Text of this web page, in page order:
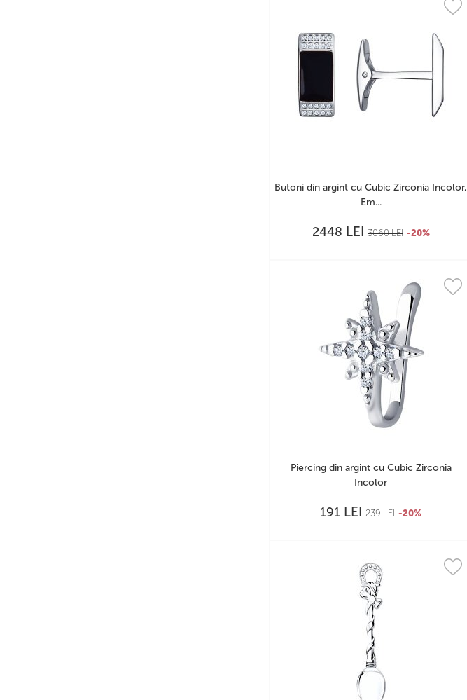
Butoni din argint cu Cubic Zirconia Incolor,
Em...
2448 LEI 3060LEI -20%
Piercing din argint cu Cubic Zirconia
Incolor
191 LEI 239LEI -20%